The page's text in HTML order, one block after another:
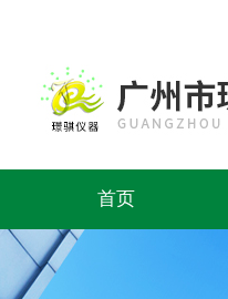
首页